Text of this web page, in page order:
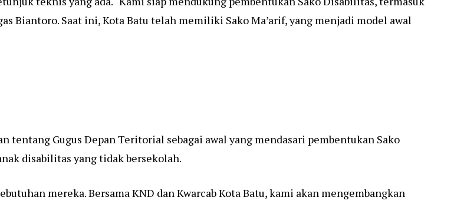
Biantoro. Saat ini, Kota Batu telah memiliki Sako Ma’arif, yang menjadi model awal
tentang Gugus Depan Teritorial sebagai awal yang mendasari pembentukan Sako
disabilitas yang tidak bersekolah.
mereka. Bersama KND dan Kwarcab Kota Batu, kami akan mengembangkan